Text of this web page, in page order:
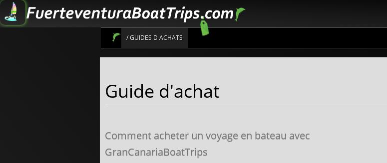
/ GUIDES D ACHATS
Inscrivez-vous pour obtenir des informations sur les meilleurs voyages
Guide d'achat
Comment acheter un voyage en bateau avec
GranCanariaBoatTrips